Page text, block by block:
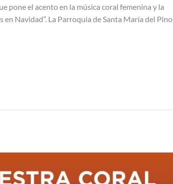
pone el acento en la música coral femenina y la
en Navidad”. La Parroquia de Santa María del Pino